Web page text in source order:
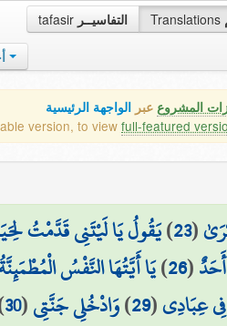
tafasir التفاسيــر Translations
المشروع عبر الواجهة الرئيسية
version, to view full-featured
(
23
)يَقُولُ يَا لَيْتَنِي قَدَّمْتُ
(
26
)يَا أَيَّتُهَا النَّفْسُ
عِبَادِي(
29
)وَادْخُلِي جَنَّتِي(
30